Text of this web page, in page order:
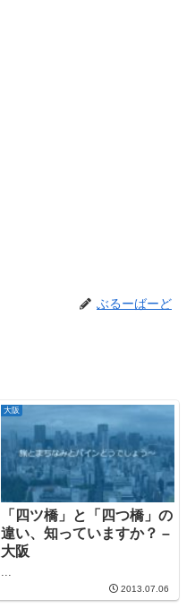
ぶるーばーど
大阪
「四ツ橋」と「四つ橋」の
違い、知っていますか？ –
大阪
...
2013.07.06